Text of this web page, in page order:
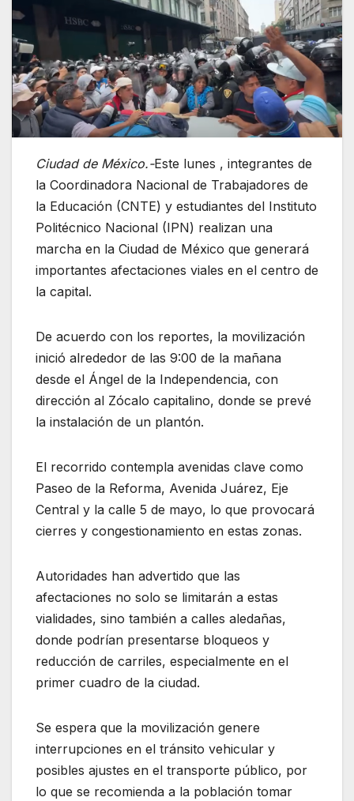
Ciudad de México.-Este lunes , integrantes de
la Coordinadora Nacional de Trabajadores de
la Educación (CNTE) y estudiantes del Instituto
Politécnico Nacional (IPN) realizan una
marcha en la Ciudad de México que generará
importantes afectaciones viales en el centro de
la capital.
De acuerdo con los reportes, la movilización
inició alrededor de las 9:00 de la mañana
desde el Ángel de la Independencia, con
dirección al Zócalo capitalino, donde se prevé
la instalación de un plantón.
El recorrido contempla avenidas clave como
Paseo de la Reforma, Avenida Juárez, Eje
Central y la calle 5 de mayo, lo que provocará
cierres y congestionamiento en estas zonas.
Autoridades han advertido que las
afectaciones no solo se limitarán a estas
vialidades, sino también a calles aledañas,
donde podrían presentarse bloqueos y
reducción de carriles, especialmente en el
primer cuadro de la ciudad.
Se espera que la movilización genere
interrupciones en el tránsito vehicular y
posibles ajustes en el transporte público, por
lo que se recomienda a la población tomar